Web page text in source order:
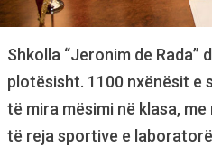
Shkolla “Jeronim de
plotësisht. 1100 nxënësit e
të mira mësimi në klasa,
të reja sportive e